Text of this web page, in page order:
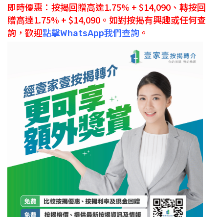
即時優惠：按揭回贈高達1.75% + $14,090、轉按回
贈高達1.75% + $14,090。如對按揭有興趣或任何查
詢，歡迎點擊WhatsApp我們查詢 。